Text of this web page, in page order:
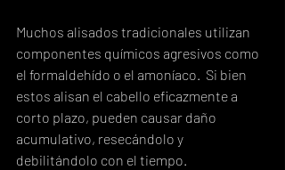
Muchos alisados tradicionales utilizan
componentes químicos agresivos como
el formaldehído o el amoníaco.  Si bien
estos alisan el cabello eficazmente a
corto plazo, pueden causar daño
acumulativo, resecándolo y
debilitándolo con el tiempo.